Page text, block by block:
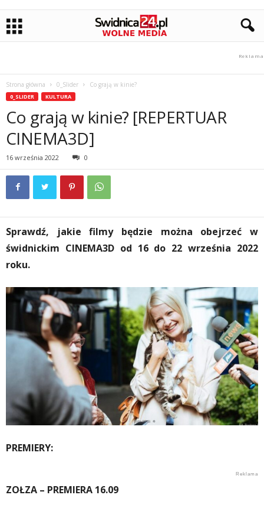
Strona główna 0_Slider Co grają w kinie?
0_SLIDER KULTURA
Co grają w kinie? [REPERTUAR
CINEMA3D]
16 września 2022 0
Sprawdź, jakie filmy będzie można obejrzeć w
świdnickim CINEMA3D od 16 do 22 września 2022
roku.
PREMIERY:
ZOŁZA – PREMIERA 16.09